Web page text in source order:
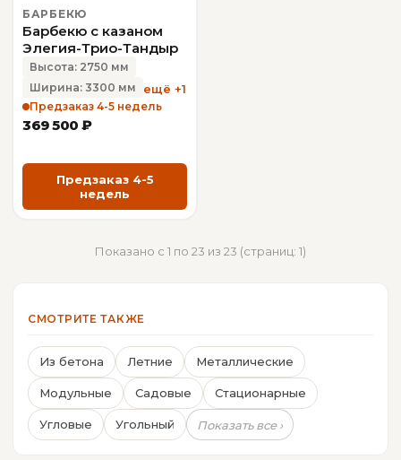
БАРБЕКЮ
Барбекю с казаном
Элегия-Трио-Тандыр
Высота: 2750 мм
Ширина: 3300 мм
ещё +1
Предзаказ 4-5 недель
369 500 ₽
Предзаказ 4-5
недель
Показано с 1 по 23 из 23 (страниц: 1)
СМОТРИТЕ ТАКЖЕ
Из бетона Летние Металлические
Модульные Садовые Стационарные
Угловые Угольный Показать все ›